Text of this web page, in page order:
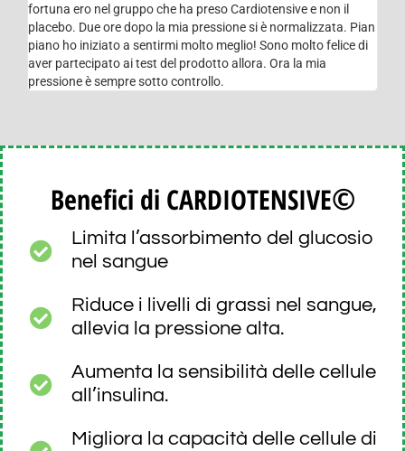
fortuna ero nel gruppo che ha preso Cardiotensive e non il
placebo. Due ore dopo la mia pressione si è normalizzata. Pian
piano ho iniziato a sentirmi molto meglio! Sono molto felice di
aver partecipato ai test del prodotto allora. Ora la mia
pressione è sempre sotto controllo.
Benefici di CARDIOTENSIVE©
Limita l’assorbimento del glucosio
nel sangue
Riduce i livelli di grassi nel sangue,
allevia la pressione alta.
Aumenta la sensibilità delle cellule
all’insulina.
Migliora la capacità delle cellule di